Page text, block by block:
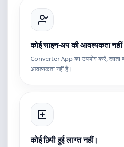
कोई साइन-अप की आवश्यकता नहीं
Converter App का उपयोग करें, खाता
आवश्यकता नहीं है।
कोई छिपी हुई लागत नहीं।